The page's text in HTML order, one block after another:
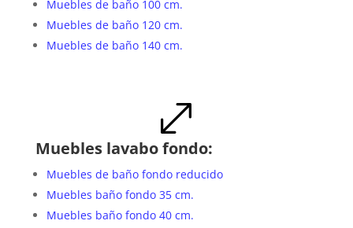
Muebles de baño 100 cm.
Muebles de baño 120 cm.
Muebles de baño 140 cm.
.
Muebles lavabo fondo:
Muebles de baño fondo reducido
Muebles baño fondo 35 cm.
Muebles baño fondo 40 cm.